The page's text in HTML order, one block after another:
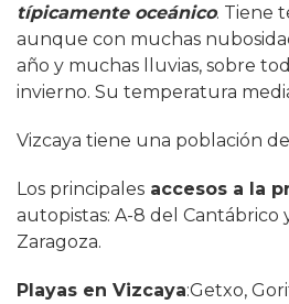
típicamente oceánico. Tiene
aunque con muchas
año y muchas lluvias, sobre
invierno. Su temperatura media
Vizcaya tiene una población
Los principales accesos a la
autopistas: A-8 del Cantábrico
Zaragoza.
Playas en Vizcaya:Getxo,